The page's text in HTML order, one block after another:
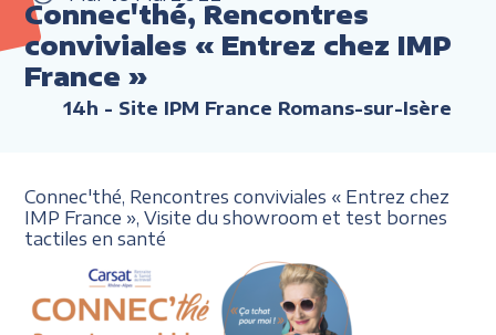
Connec'thé, Rencontres
conviviales « Entrez chez IMP
France »
14h - Site IPM France Romans-sur-Isère
Connec'thé, Rencontres conviviales « Entrez chez
IMP France »,Visite du showroom et test bornes
tactiles en santé